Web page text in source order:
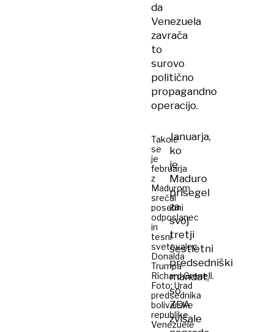
da
Venezuela
zavrača
to
surovo
politično
propagandno
operacijo.
Takole
se
je
februarja
z
Madurom
srečal
posebni
odposlanec
in
tesni
svetovalec
Donalda
Trumpa
Richard Grenell.
Foto: Urad
predsednika
bolivarske
republike
Venezuele
Januarja,
ko
je
Maduro
prisegel
za
svoj
tretji
šestletni
predsedniški
mandat,
so
ZDA
zvišale